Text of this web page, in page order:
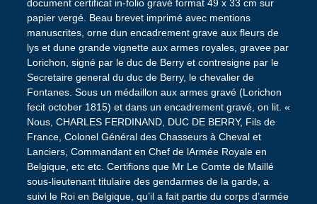
document certificat in-folio gravé format 49 x 33 cm sur
papier vergé. Beau brevet imprimé avec mentions
manuscrites, orne dun encadrement grave aux fleurs de
lys et dune grande vignette aux armes royales, gravee par
Lorichon, signé par le duc de Berry et contresigne par le
Secretaire general du duc de Berry, le chevalier de
Fontanes. Sous un médaillon aux armes gravé (Lorichon
fecit october 1815) et dans un encadrement gravé, on lit. «
Nous, CHARLES FERDINAND, DUC DE BERRY, Fils de
France, Colonel Général des Chasseurs à Cheval et
Lanciers, Commandant en Chef de lArmée Royale en
Belgique, etc etc. Certifions que Mr Le Comte de Maillé
sous-lieutenant titulaire des gendarmes de la garde, a
suivi le Roi en Belgique, qu’il a fait partie du corps d’armée